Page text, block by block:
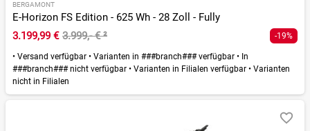
BERGAMONT
E-Horizon FS Edition - 625 Wh - 28 Zoll - Fully
3.199,99 € 3.999,- €² -19%
• Versand verfügbar • Varianten in ###branch### verfügbar • In
###branch### nicht verfügbar • Varianten in Filialen verfügbar • Varianten
nicht in Filialen